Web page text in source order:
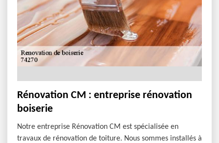
Rénovation CM : entreprise rénovation
boiserie
Notre entreprise Rénovation CM est spécialisée en
travaux de rénovation de toiture. Nous sommes installés à